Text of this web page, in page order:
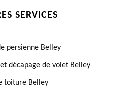
SERVICES
persienne Belley
décapage de volet Belley
toiture Belley